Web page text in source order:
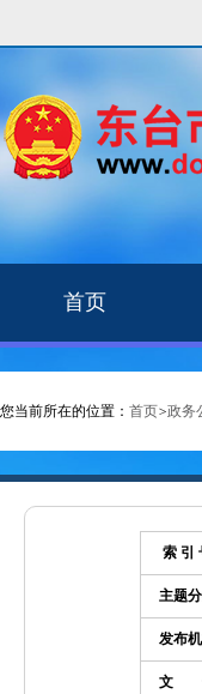
首页
您当前所在的位置： 首页>政务
索 引
主题分
发布机
文